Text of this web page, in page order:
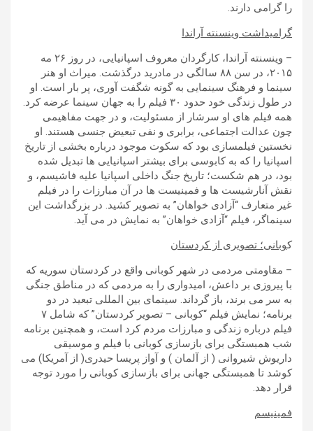
را گرامی دارند.
گرامیداشت وینسنته آراندا
– وینسنته آراندا، کارگردان معروف اسپانیایی، در روز ۲۶ مه
۲۰۱۵، در سن ۸۸ سالگی در مادرید درگذشت. میراث او هنر
سینما و فرهنگ سینمایی به گونه شگفت آوری، پر بار است. او
در طول زندگی خود حدود ۳۰ فیلم را به جهان سینما عرضه کرد.
همه فیلم های او سرشار از مسئولیت، و در جهت مفاهیمی
چون عدالت اجتماعی، برابری و نفی تبعیض جنسی هستند. او
نخستین فیلمسازی بود که سکوت موجود درباره بخشی از تاریخ
اسپانیا را که به کابوسی برای بیشتر اسپانیایی ها تبدیل شده
بود، در هم شکست؛ تاریخ جنگ داخلی اسپانیا علیه فاشیسم، و
نقش آنارشیست ها و فمینیست ها در آن مبارزات را در فیلم
غیر متعارف “آزادی خواهان” به تصویر کشید. در بزرگداشت این
سینماگر، فیلم “آزادی خواهان” به نمایش در می آید.
کوبانی؛ تصویری از کردستان
– مقاومتی مردمی در شهر کوبانی واقع در کردستان سوریه که
با پیروزی بر داعش، امیدواری را به مردمی که در مناطق جنگی
به سر می برند، باز گرداند. سینمای بین المللی تبعید در دو
برنامه؛ نمایش فیلم “کوبانی – تصویر کردستان” که شامل ۷
فیلم درباره زندگی و مبارزات مردم کرد است، و همچنین برنامه
شب همبستگی برای بازسازی کوبانی با فیلم و موسیقی
داریوش شیروانی ( از آلمان ) و آواز پریسا حیدری( از آمریکا) می
کوشد تا همبستگی جهانی برای بازسازی کوبانی را مورد توجه
قرار دهد.
فمینیسم